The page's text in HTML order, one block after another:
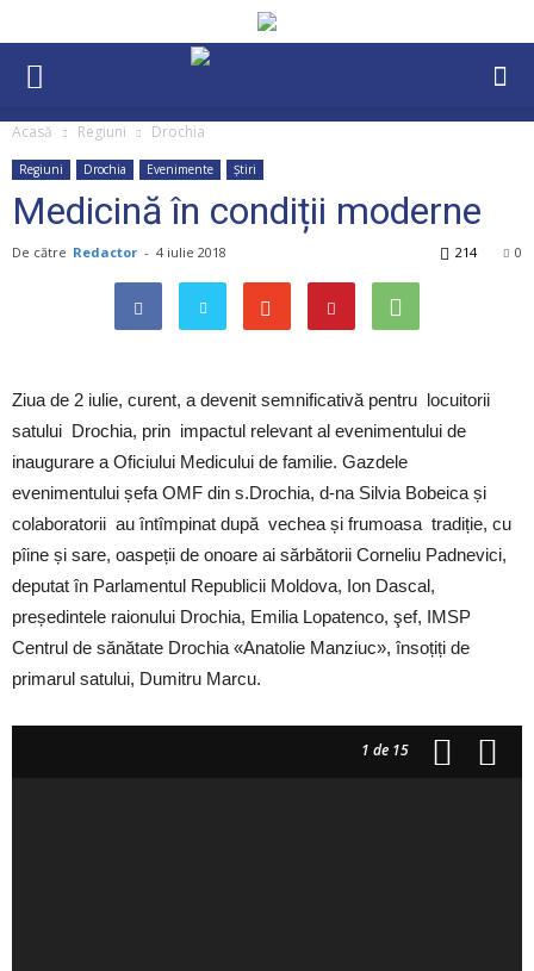
Acasă Regiuni Drochia
Regiuni Drochia Evenimente Știri
Medicină în condiții moderne
De către Redactor - 4 iulie 2018 0
214
Ziua de 2 iulie, curent, a devenit semnificativă pentru locuitorii
satului Drochia, prin impactul relevant al evenimentului de
inaugurare a Oficiului Medicului de familie. Gazdele
evenimentului șefa OMF din s.Drochia, d-na Silvia Bobeica și
colaboratorii au întîmpinat după vechea și frumoasa tradiție, cu
pîine și sare, oaspeții de onoare ai sărbătorii Corneliu Padnevici,
deputat în Parlamentul Republicii Moldova, Ion Dascal,
președintele raionului Drochia, Emilia Lopatenco, şef, IMSP
Centrul de sănătate Drochia «Anatolie Manziuc», însoțiți de
primarul satului, Dumitru Marcu.
1 de 15